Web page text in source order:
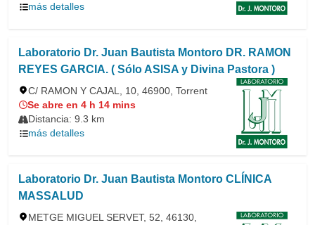
más detalles
Laboratorio Dr. Juan Bautista Montoro DR. RAMON
REYES GARCIA. ( Sólo ASISA y Divina Pastora )
C/ RAMON Y CAJAL, 10, 46900, Torrent
Se abre en 4 h 14 mins
Distancia: 9.3 km
más detalles
Laboratorio Dr. Juan Bautista Montoro CLÍNICA
MASSALUD
METGE MIGUEL SERVET, 52, 46130,